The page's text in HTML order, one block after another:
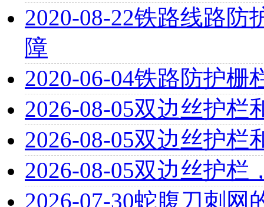
2020-08-22铁路线路防
障
2020-06-04铁路防护栅
2026-08-05双边丝护栏
2026-08-05双边丝护栏
2026-08-05双边丝护栏
2026-07-30蛇腹刀刺网